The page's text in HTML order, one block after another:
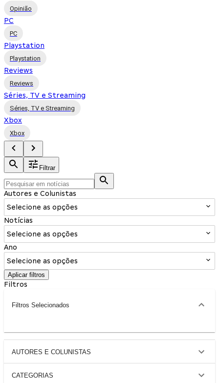
Opinião
PC
PC
Playstation
Playstation
Reviews
Reviews
Séries, TV e Streaming
Séries, TV e Streaming
Xbox
Xbox
Filtrar
Autores e Colunistas
Selecione as opções
Notícias
Selecione as opções
Ano
Selecione as opções
Aplicar filtros
Filtros
Filtros Selecionados
AUTORES E COLUNISTAS
CATEGORIAS